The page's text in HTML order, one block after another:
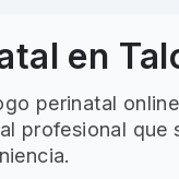
en
perinatal
profesional